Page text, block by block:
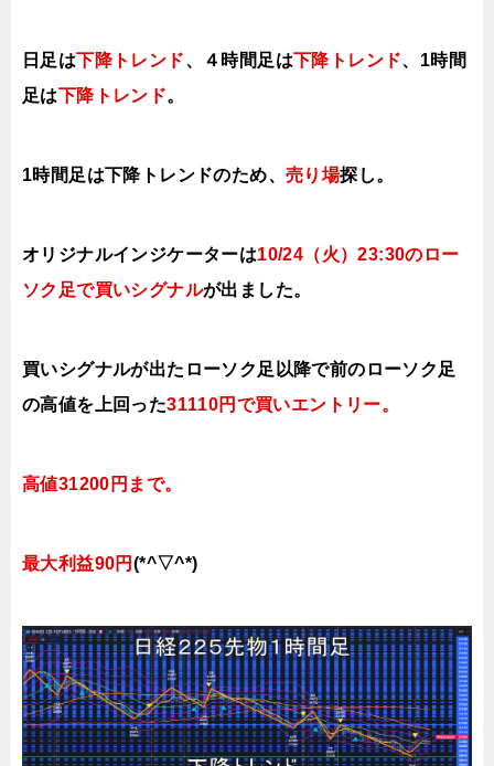
日足は下降トレンド、４時間足は下降トレンド、1時間
足は下降トレンド。
1時間足は下降トレンドのため、 売り場探し。
オリジナルインジケーターは10/24（火）23:30の ロー
ソク足で買いシグナルが出ました。
買いシグナルが出たローソク足以降で前の ローソク足
の高値を上回った31110円で買いエントリー。
高値31200円まで。
最大利益90円 (*^▽^*)